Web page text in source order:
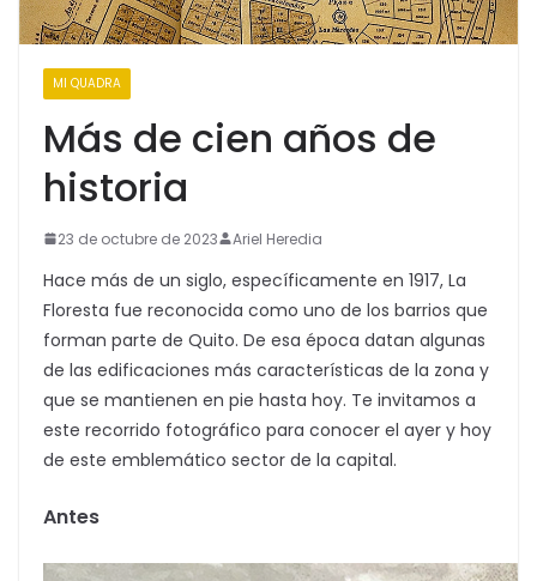
MI QUADRA
Más de cien años de
historia
23 de octubre de 2023 Ariel Heredia
Hace más de un siglo, específicamente en 1917, La
Floresta fue reconocida como uno de los barrios que
forman parte de Quito. De esa época datan algunas
de las edificaciones más características de la zona y
que se mantienen en pie hasta hoy. Te invitamos a
este recorrido fotográfico para conocer el ayer y hoy
de este emblemático sector de la capital.
Antes